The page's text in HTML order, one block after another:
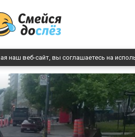
наш веб-сайт, вы соглашаетесь на